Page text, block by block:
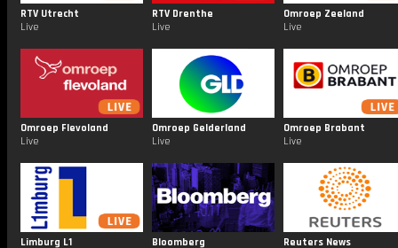
RTV Utrecht
Live
RTV Drenthe
Live
Omroep Zeeland
Live
Omroep Flevoland
Live
Omroep Gelderland
Live
Omroep Brabant
Live
Limburg L1
Bloomberg
Reuters News